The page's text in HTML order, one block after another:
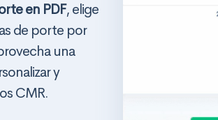
en PDF, elige
de porte por
una
y
CMR.